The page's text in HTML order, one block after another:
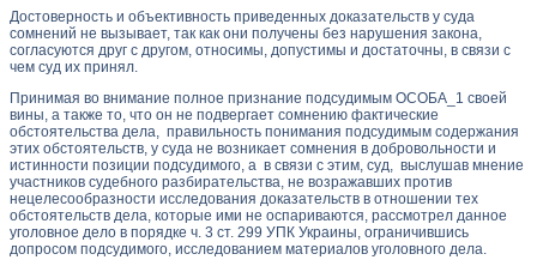
Достоверность и объективность приведенных доказательств у суда
сомнений не вызывает, так как они получены без нарушения закона,
согласуются друг с другом, относимы, допустимы и достаточны, в связи с
чем суд их принял.
Принимая во внимание полное признание подсудимым ОСОБА_1 своей
вины, а также то, что он не подвергает сомнению фактические
обстоятельства дела, правильность понимания подсудимым содержания
этих обстоятельств, у суда не возникает сомнения в добровольности и
истинности позиции подсудимого, а в связи с этим, суд, выслушав мнение
участников судебного разбирательства, не возражавших против
нецелесообразности исследования доказательств в отношении тех
обстоятельств дела, которые ими не оспариваются, рассмотрел данное
уголовное дело в порядке ч. 3 ст. 299 УПК Украины, ограничившись
допросом подсудимого, исследованием материалов уголовного дела.